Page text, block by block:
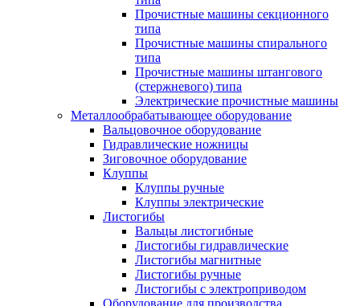
Прочистные машины секционного
типа
Прочистные машины спирального
типа
Прочистные машины штангового
(стержневого) типа
Электрические прочистные машины
Металлообрабатывающее оборудование
Вальцовочное оборудование
Гидравлические ножницы
Зиговочное оборудование
Клуппы
Клуппы ручные
Клуппы электрические
Листогибы
Вальцы листогибные
Листогибы гидравлические
Листогибы магнитные
Листогибы ручные
Листогибы с электроприводом
Оборудование для производства